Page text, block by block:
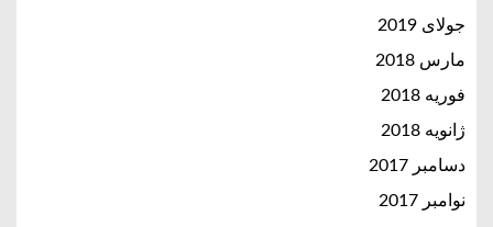
جولای 2019
مارس 2018
فوریه 2018
ژانویه 2018
دسامبر 2017
نوامبر 2017